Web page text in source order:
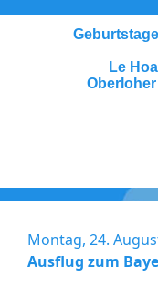
Montag, 24.
Ausflug zum